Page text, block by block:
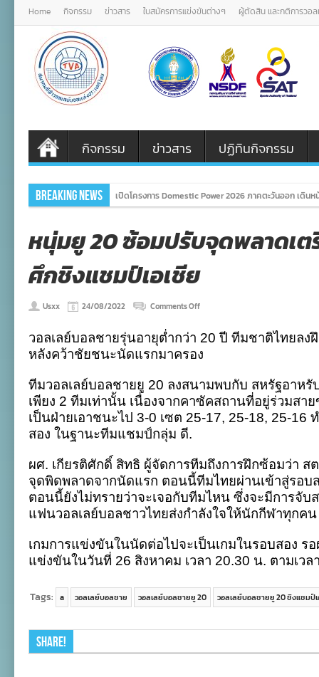
Home กิจกรรม ข่าวสาร ใบสมัครการแข่งขันต่างๆ ผู้ตัดสิน และกติการวอ
กิจกรรม ข่าวสาร ปฏิทินกิจกรรม
Breaking News เปิดโครงการ Domestic Power 2026 ภาคตะวันออก เดิน
หนุ่มยู 20 ซ้อมปรับจุดพลาดเ
ศึกชิงแชมป์เอเชีย
Usxx 24/08/2022 Comments Offon
20
ซ้อม
ปรับ
พลาด
เตรียม
ลุย
รอบ
แชมป์
เอเชีย
วอลเลย์บอลชายรุ่นอายุต่ำกว่า 20 ปี ทีมชาติไทยล
หลังคว้าชัยชนะนัดแรกมาครอง
ทีมวอลเลย์บอลชายยู 20 ลงสนามพบกับ สหรัฐอาหรั
เพียง 2 ทีมเท่านั้น เนื่องจากคาซัคสถานที่อยู่ร่วมส
เป็นฝ่ายเอาชนะไป 3-0 เซต 25-17, 25-18, 25-16
สอง ในฐานะทีมแชมป์กลุ่ม ดี.
ผศ. เกียรติศักดิ์ สิทธิ ผู้จัดการทีมถึงการฝึกซ้อมว่า
จุดพิดพลาดจากนัดแรก ตอนนี้ทีมไทยผ่านเข้าสู่รอบ
ตอนนี้ยังไม่ทรายว่าจะเจอกับทีมไหน ซึ่งจะมีการจับ
แฟนวอลเลย์บอลชาวไทยส่งกำลังใจให้นักกีฬาทุกคน
เกมการแข่งขันในนัดต่อไปจะเป็นเกมในรอบสอง ร
แข่งขันในวันที่ 26 สิงหาคม เวลา 20.30 น. ตามเวล
Tags: a วอลเลย์บอลชาย วอลเลย์บอลชายยู 20 วอลเลย์บอลชายยู 20 ชิงแชมป์เ
Share!